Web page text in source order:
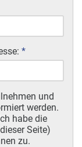
*
und
werden.
habe die
Seite)
zu.